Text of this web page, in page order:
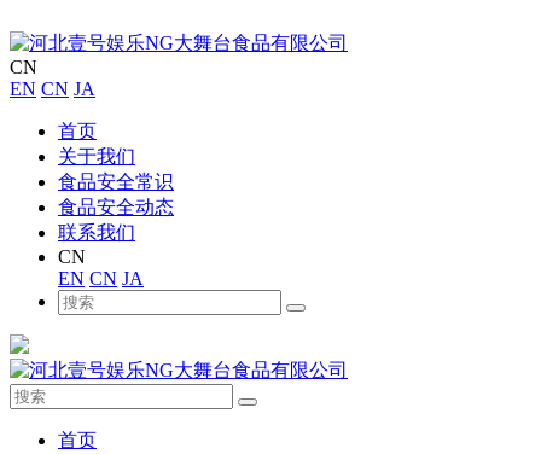
CN
EN CN JA
首页
关于我们
食品安全常识
食品安全动态
联系我们
CN
EN CN JA
首页